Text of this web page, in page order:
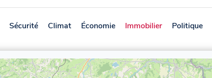
Sécurité Climat Économie Immobilier Politique